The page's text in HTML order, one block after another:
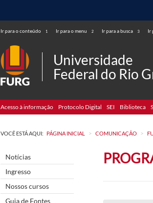
Ir para o conteúdo 1 Ir para o menu 2 Ir para a busca 3 Ir
Universidade
Federal do Rio
Acesso à informação Protocolo Digital SEI Biblioteca
VOCÊ ESTÁ AQUI: PÁGINA INICIAL > COMUNICAÇÃO >
Notícias
Ingresso
Nossos cursos
Guia de Fontes